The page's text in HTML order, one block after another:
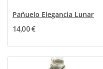
Pañuelo Elegancia Lunar
14,00 €